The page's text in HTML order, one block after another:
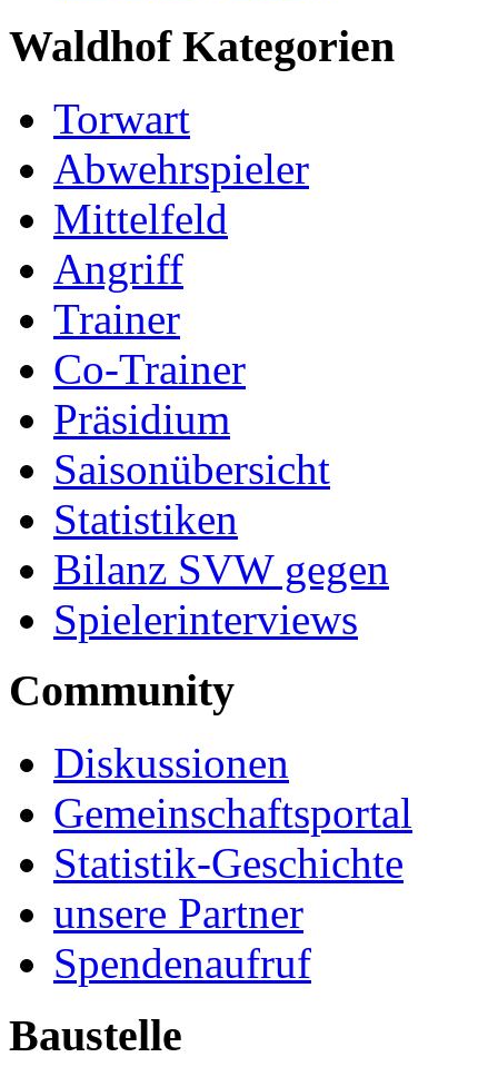
Waldhof Kategorien
Torwart
Abwehrspieler
Mittelfeld
Angriff
Trainer
Co-Trainer
Präsidium
Saisonübersicht
Statistiken
Bilanz SVW gegen
Spielerinterviews
Community
Diskussionen
Gemeinschaftsportal
Statistik-Geschichte
unsere Partner
Spendenaufruf
Baustelle